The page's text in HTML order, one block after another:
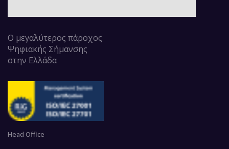
Ο μεγαλύτερος πάροχος
Ψηφιακής Σήμανσης
στην Ελλάδα
Head Office